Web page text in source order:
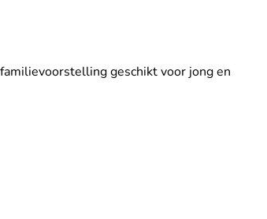
geschikt voor jong en